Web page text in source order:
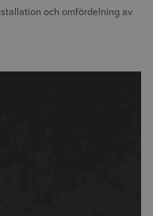
och omfördelning av